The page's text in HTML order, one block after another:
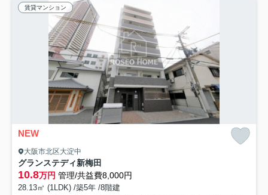
賃貸マンション
NEW
大阪市北区大淀中
グランステディ新梅田
10.8万円 管理/共益費8,000円
28.13㎡ (1LDK) /築5年 /8階建